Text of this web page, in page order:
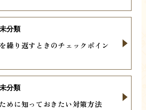
繰り返すときのチェックポイン
未分類
めに知っておきたい対策方法
未分類